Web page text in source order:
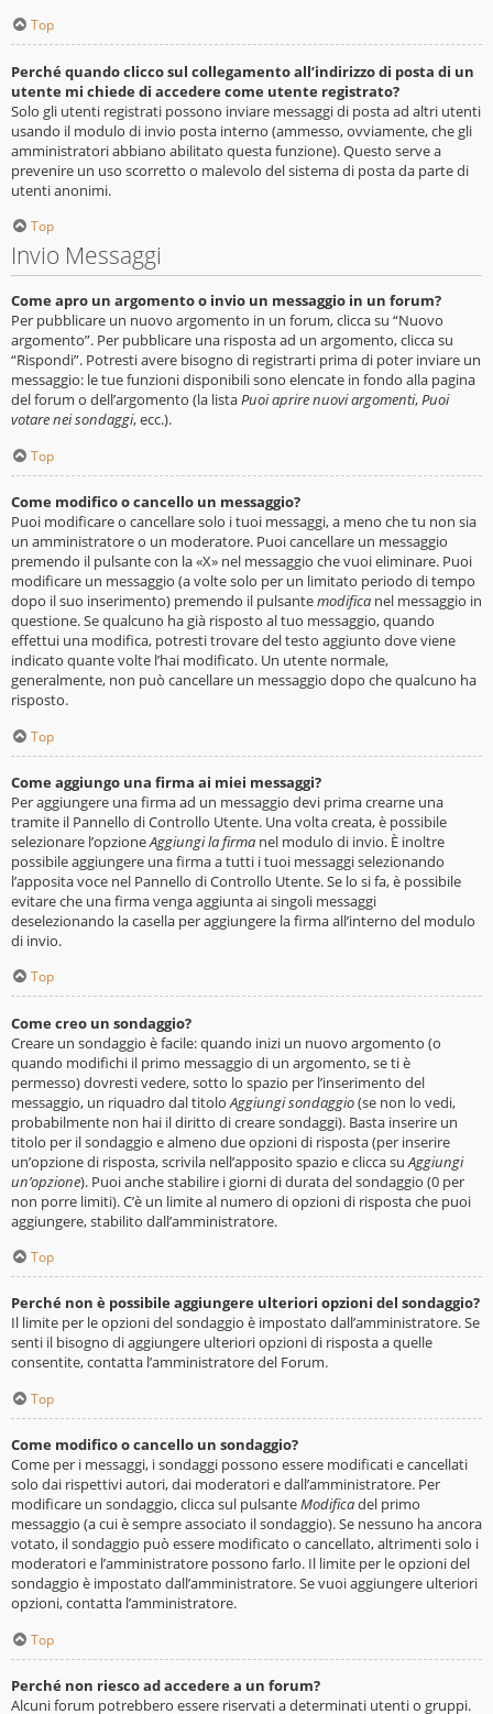
Top
Perché quando clicco sul collegamento all’indirizzo di posta di un
utente mi chiede di accedere come utente registrato?
Solo gli utenti registrati possono inviare messaggi di posta ad altri utenti
usando il modulo di invio posta interno (ammesso, ovviamente, che gli
amministratori abbiano abilitato questa funzione). Questo serve a
prevenire un uso scorretto o malevolo del sistema di posta da parte di
utenti anonimi.
Top
Invio Messaggi
Come apro un argomento o invio un messaggio in un forum?
Per pubblicare un nuovo argomento in un forum, clicca su “Nuovo
argomento”. Per pubblicare una risposta ad un argomento, clicca su
“Rispondi”. Potresti avere bisogno di registrarti prima di poter inviare un
messaggio: le tue funzioni disponibili sono elencate in fondo alla pagina
del forum o dell’argomento (la listaPuoi aprire nuovi argomenti,Puoi
votare nei sondaggi, ecc.).
Top
Come modifico o cancello un messaggio?
Puoi modificare o cancellare solo i tuoi messaggi, a meno che tu non sia
un amministratore o un moderatore. Puoi cancellare un messaggio
premendo il pulsante con la «X» nel messaggio che vuoi eliminare. Puoi
modificare un messaggio (a volte solo per un limitato periodo di tempo
dopo il suo inserimento) premendo il pulsantemodifica nel messaggio in
questione. Se qualcuno ha già risposto al tuo messaggio, quando
effettui una modifica, potresti trovare del testo aggiunto dove viene
indicato quante volte l’hai modificato. Un utente normale,
generalmente, non può cancellare un messaggio dopo che qualcuno ha
risposto.
Top
Come aggiungo una firma ai miei messaggi?
Per aggiungere una firma ad un messaggio devi prima crearne una
tramite il Pannello di Controllo Utente. Una volta creata, è possibile
selezionare l’opzioneAggiungi la firma nel modulo di invio. È inoltre
possibile aggiungere una firma a tutti i tuoi messaggi selezionando
l’apposita voce nel Pannello di Controllo Utente. Se lo si fa, è possibile
evitare che una firma venga aggiunta ai singoli messaggi
deselezionando la casella per aggiungere la firma all’interno del modulo
di invio.
Top
Come creo un sondaggio?
Creare un sondaggio è facile: quando inizi un nuovo argomento (o
quando modifichi il primo messaggio di un argomento, se ti è
permesso) dovresti vedere, sotto lo spazio per l’inserimento del
messaggio, un riquadro dal titolo Aggiungi sondaggio(se non lo vedi,
probabilmente non hai il diritto di creare sondaggi). Basta inserire un
titolo per il sondaggio e almeno due opzioni di risposta (per inserire
un’opzione di risposta, scrivila nell’apposito spazio e clicca su Aggiungi
un’opzione). Puoi anche stabilire i giorni di durata del sondaggio (0 per
non porre limiti). C’è un limite al numero di opzioni di risposta che puoi
aggiungere, stabilito dall’amministratore.
Top
Perché non è possibile aggiungere ulteriori opzioni del sondaggio?
Il limite per le opzioni del sondaggio è impostato dall’amministratore. Se
senti il bisogno di aggiungere ulteriori opzioni di risposta a quelle
consentite, contatta l’amministratore del Forum.
Top
Come modifico o cancello un sondaggio?
Come per i messaggi, i sondaggi possono essere modificati e cancellati
solo dai rispettivi autori, dai moderatori e dall’amministratore. Per
modificare un sondaggio, clicca sul pulsanteModificadel primo
messaggio (a cui è sempre associato il sondaggio). Se nessuno ha ancora
votato, il sondaggio può essere modificato o cancellato, altrimenti solo i
moderatori e l’amministratore possono farlo. Il limite per le opzioni del
sondaggio è impostato dall’amministratore. Se vuoi aggiungere ulteriori
opzioni, contatta l’amministratore.
Top
Perché non riesco ad accedere a un forum?
Alcuni forum potrebbero essere riservati a determinati utenti o gruppi.